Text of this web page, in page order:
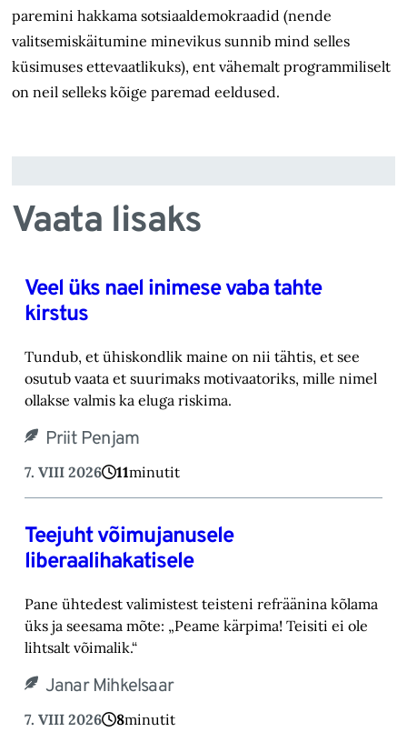
paremini hakkama sotsiaaldemokraadid (nende
valitsemiskäitumine minevikus sunnib mind selles
küsimuses ettevaatlikuks), ent vähemalt programmiliselt
on neil selleks kõige paremad eeldused.
Vaata lisaks
Veel üks nael inimese vaba tahte
kirstus
Tundub, et ühiskondlik maine on nii tähtis, et see
osutub vaata et suurimaks motivaatoriks, ‎mille nimel
ollakse valmis ka eluga riskima.‎
Priit Penjam
7. VIII 2026 11minutit
Teejuht võimujanusele
liberaalihakatisele
Pane ühtedest valimistest teisteni refräänina kõlama
üks ja seesama mõte: „Peame kärpima! ‎Teisiti ei ole
lihtsalt võimalik.“‎
Janar Mihkelsaar
7. VIII 2026 8minutit